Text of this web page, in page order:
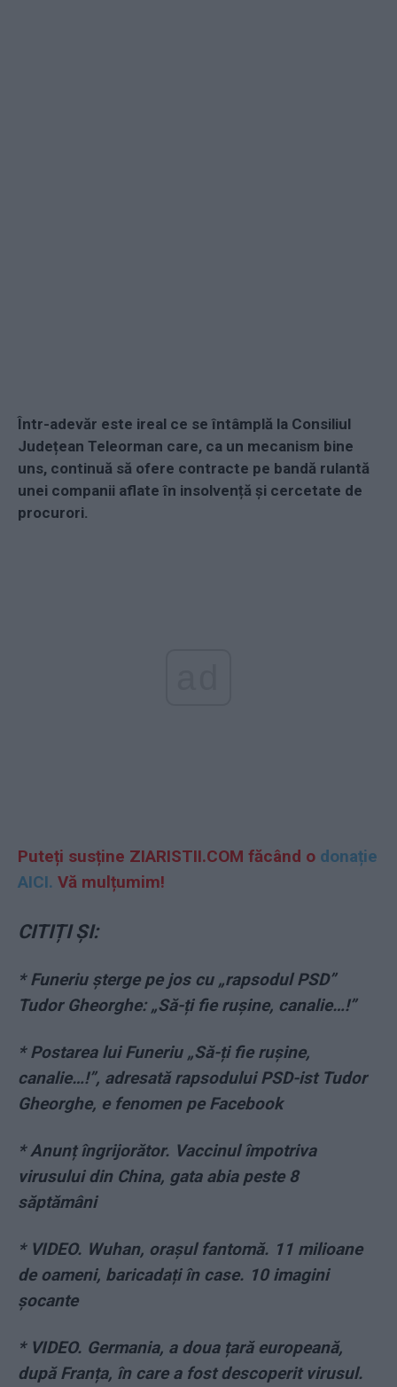
Într-adevăr este ireal ce se întâmplă la Consiliul
Județean Teleorman care, ca un mecanism bine
uns, continuă să ofere contracte pe bandă rulantă
unei companii aflate în insolvență și cercetate de
procurori.
Puteți susține ZIARISTII.COM făcând o donație
AICI. Vă mulțumim!
CITIȚI ȘI:
* Funeriu șterge pe jos cu „rapsodul PSD”
Tudor Gheorghe: „Să-ți fie rușine, canalie…!”
* Postarea lui Funeriu „Să-ți fie rușine,
canalie…!”, adresată rapsodului PSD-ist Tudor
Gheorghe, e fenomen pe Facebook
* Anunț îngrijorător. Vaccinul împotriva
virusului din China, gata abia peste 8
săptămâni
* VIDEO. Wuhan, orașul fantomă. 11 milioane
de oameni, baricadați în case. 10 imagini
șocante
* VIDEO. Germania, a doua țară europeană,
după Franța, în care a fost descoperit virusul.